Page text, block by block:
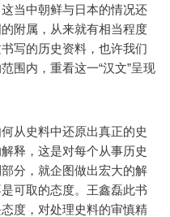
当中朝鲜与日本的情况还
附属，从来就有相当程度
写的历史资料，也许我们
围内，重看这一“汉文”呈现
从史料中还原出真正的史
释，这是对每个从事历史
分，就企图做出宏大的解
可取的态度。王鑫磊此书
度，对处理史料的审慎精